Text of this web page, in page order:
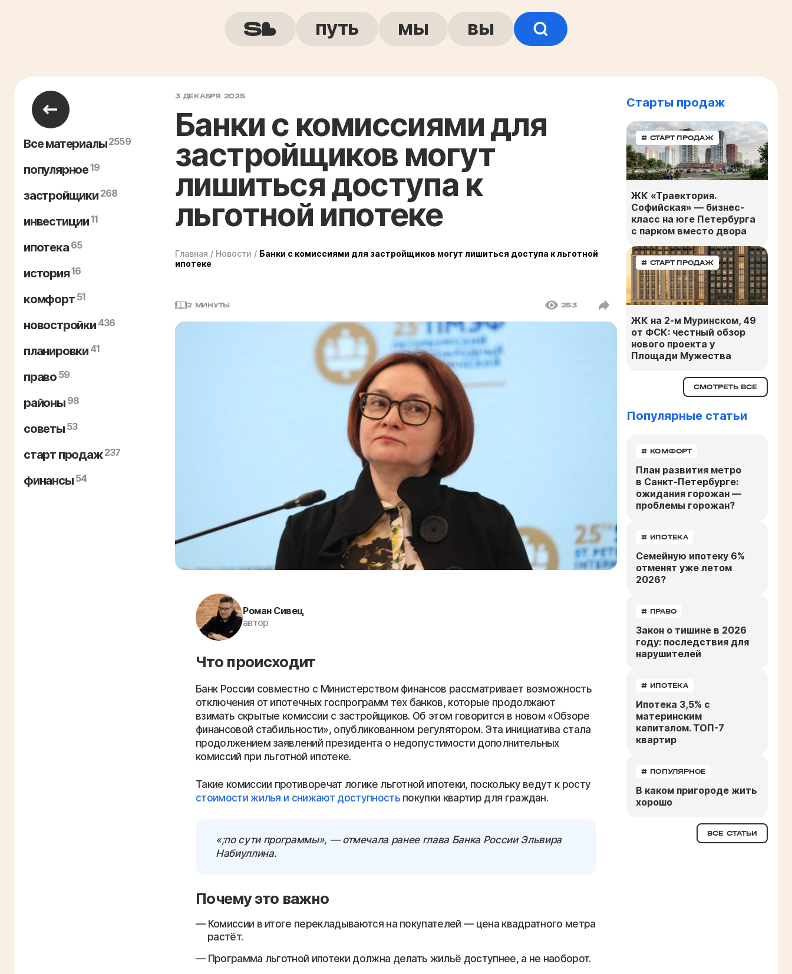
путь мы вы
Все материалы2559
популярное19
застройщики 268
инвестиции11
ипотека 65
история16
комфорт 51
новостройки 436
планировки 41
право 59
районы 98
советы 53
старт продаж 237
финансы 54
3 ДЕКАБРЯ 2025
Банки с комиссиями для
застройщиков могут
лишиться доступа к
льготной ипотеке
Главная / Новости / Банки с комиссиями для застройщиков могут лишиться доступа к льготной
ипотеке
2 МИНУТЫ 253
Роман Сивец
автор
Что происходит
Банк России совместно с Министерством финансов рассматривает возможность
отключения от ипотечных госпрограмм тех банков, которые продолжают
взимать скрытые комиссии с застройщиков. Об этом говорится в новом «Обзоре
финансовой стабильности», опубликованном регулятором. Эта инициатива стала
продолжением заявлений президента о недопустимости дополнительных
комиссий при льготной ипотеке.
Такие комиссии противоречат логике льготной ипотеки, поскольку ведут к росту
стоимости жилья и снижают доступностьпокупки квартир для граждан.
«;по сути программы», — отмечала ранее глава Банка России Эльвира
Набиуллина.
Почему это важно
Комиссии в итоге перекладываются на покупателей — цена квадратного метра
растёт.
Программа льготной ипотеки должна делать жильё доступнее, а не наоборот.
Старты продаж
# СТАРТ ПРОДАЖ
ЖК «Траектория.
Софийская» — бизнес-
класс на юге Петербурга
с парком вместо двора
# СТАРТ ПРОДАЖ
ЖК на 2-м Муринском, 49
от ФСК: честный обзор
нового проекта у
Площади Мужества
СМОТРЕТЬ ВСЕ
Популярные статьи
# КОМФОРТ
План развития метро
в Санкт-Петербурге:
ожидания горожан —
проблемы горожан?
# ИПОТЕКА
Семейную ипотеку 6%
отменят уже летом
2026?
# ПРАВО
Закон о тишине в 2026
году: последствия для
нарушителей
# ИПОТЕКА
Ипотека 3,5% с
материнским
капиталом. ТОП-7
квартир
# ПОПУЛЯРНОЕ
В каком пригороде жить
хорошо
ВСЕ СТАТЬИ